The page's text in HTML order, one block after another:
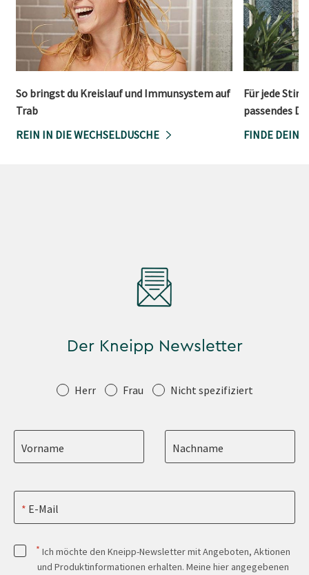
So bringst du Kreislauf und Immunsystem auf
Trab
REIN IN DIE WECHSELDUSCHE
Für jede
passendes
FINDE DEIN
Der Kneipp Newsletter
Anrede Herr Frau Nicht spezifiziert
Vorname Nachname
E-Mail
* Ich möchte den Kneipp-Newsletter mit Angeboten, Aktionen
und Produktinformationen erhalten. Meine hier angegebenen